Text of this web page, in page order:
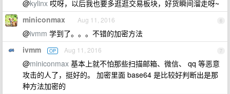
@kylinx 哎呀，以后我也要多逛逛交易板块，好货瞬间溜走呀~
6
miniconmax Aug 11, 2016
@ivmm 学到了。。。不错的加密方法
7
ivmm OP Aug 11, 2016
@miniconmax 基本上就不怕那些扫描邮箱、微信、 qq 等恶意
攻击的人了，挺好的。 加密里面 base64 是比较好判断出是那
种方法加密的